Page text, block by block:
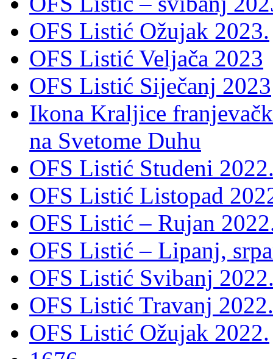
OFS Listić Ožujak 2023.
OFS Listić Veljača 2023
OFS Listić Siječanj 2023
Ikona Kraljice
na Svetome Duhu
OFS Listić Studeni
OFS Listić Listopad
OFS Listić – Rujan
OFS Listić – Lipanj,
OFS Listić Svibanj
OFS Listić Travanj 2022.
OFS Listić Ožujak 2022.